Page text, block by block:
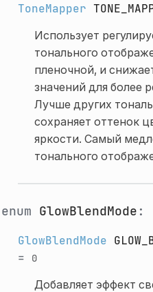
ToneMapper
Использует
тонального
пленочной, и
значений для более
Лучше других
сохраняет оттенок
яркости. Самый
тонального
enum GlowBlendMode :
GlowBlendMode
=
0
Добавляет эффект